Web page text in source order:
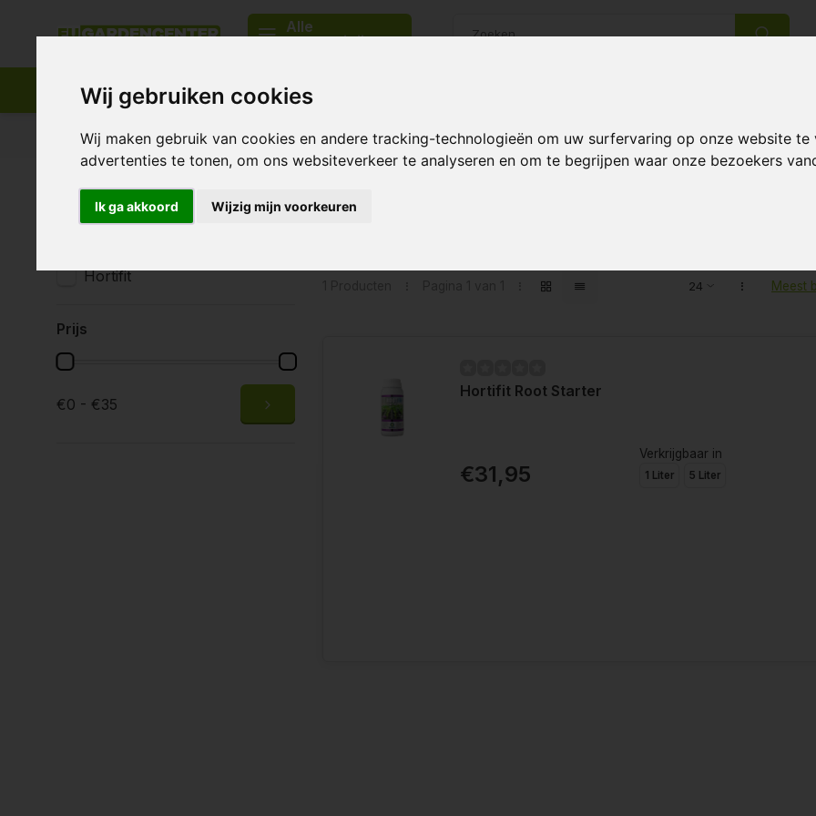
Wij gebruiken cookies
Wij maken gebruik van cookies en andere tracking-technologieën om uw surfervaring op onze website
advertenties te tonen, om ons websiteverkeer te analyseren en om te begrijpen waar onze bezoekers
Ik ga akkoord Wijzig mijn voorkeuren
Alle
categorieën
Passend assortiment Levering in heel Europa 14 Dagen retourrecht Beste klantenservice
Merken
Hortifit
Prijs
€0 - €35
Producten getagd met Root Starter
Meest
Hortifit Root Starter
€31,95
Verkrijgbaar in
1 Liter 5 Liter